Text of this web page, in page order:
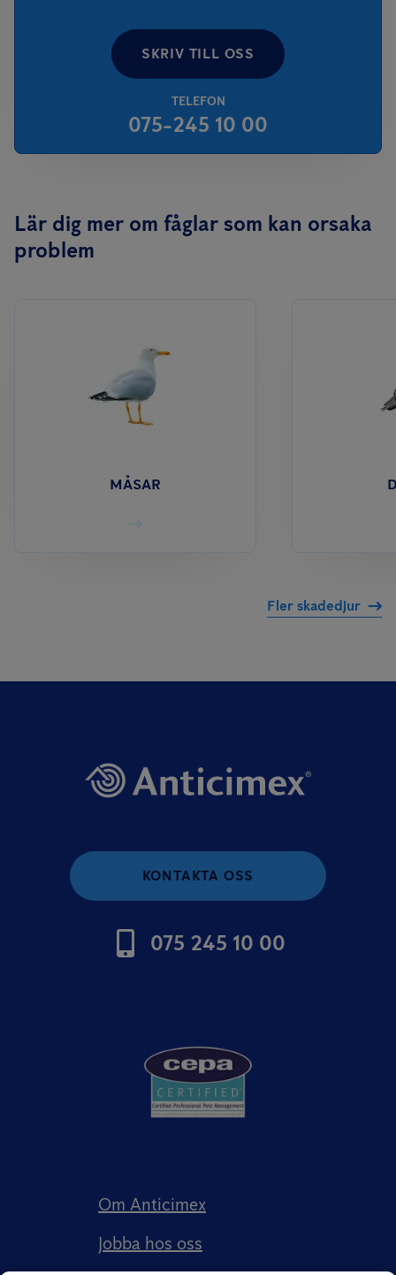
SKRIV TILL OSS
TELEFON
075-245 10 00
Lär dig mer om fåglar som kan orsaka
problem
MÅSAR
Fler skadedjur
KONTAKTA OSS
075 245 10 00
Om Anticimex
Jobba hos oss